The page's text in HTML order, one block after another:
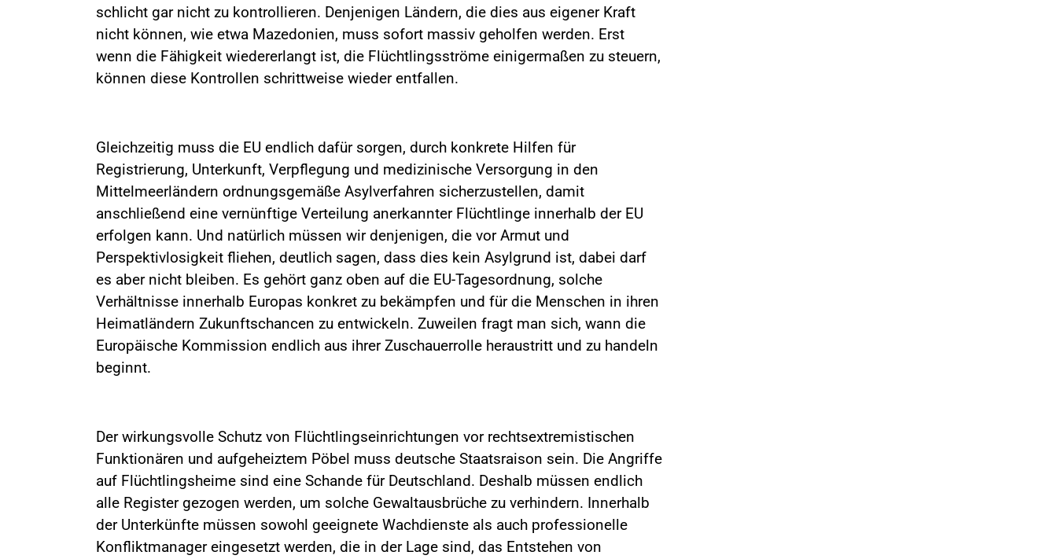
schlicht gar nicht zu kontrollieren. Denjenigen Ländern, die dies aus eigener Kraft
nicht können, wie etwa Mazedonien, muss sofort massiv geholfen werden. Erst
wenn die Fähigkeit wiedererlangt ist, die Flüchtlingsströme einigermaßen zu steuern,
können diese Kontrollen schrittweise wieder entfallen.
Gleichzeitig muss die EU endlich dafür sorgen, durch konkrete Hilfen für
Registrierung, Unterkunft, Verpflegung und medizinische Versorgung in den
Mittelmeerländern ordnungsgemäße Asylverfahren sicherzustellen, damit
anschließend eine vernünftige Verteilung anerkannter Flüchtlinge innerhalb der EU
erfolgen kann. Und natürlich müssen wir denjenigen, die vor Armut und
Perspektivlosigkeit fliehen, deutlich sagen, dass dies kein Asylgrund ist, dabei darf
es aber nicht bleiben. Es gehört ganz oben auf die EU-Tagesordnung, solche
Verhältnisse innerhalb Europas konkret zu bekämpfen und für die Menschen in ihren
Heimatländern Zukunftschancen zu entwickeln. Zuweilen fragt man sich, wann die
Europäische Kommission endlich aus ihrer Zuschauerrolle heraustritt und zu handeln
beginnt.
Der wirkungsvolle Schutz von Flüchtlingseinrichtungen vor rechtsextremistischen
Funktionären und aufgeheiztem Pöbel muss deutsche Staatsraison sein. Die Angriffe
auf Flüchtlingsheime sind eine Schande für Deutschland. Deshalb müssen endlich
alle Register gezogen werden, um solche Gewaltausbrüche zu verhindern. Innerhalb
der Unterkünfte müssen sowohl geeignete Wachdienste als auch professionelle
Konfliktmanager eingesetzt werden, die in der Lage sind, das Entstehen von